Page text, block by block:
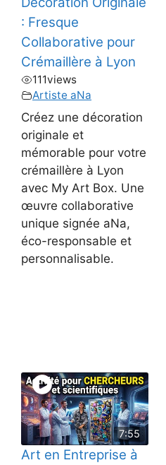
: Fresque
Collaborative pour
Crémaillère à Lyon
111views
Artiste aNa
Créez une décoration
originale et
mémorable pour votre
crémaillère à Lyon
avec My Art Box. Une
œuvre collaborative
unique signée aNa,
éco-responsable et
personnalisable.
7:55
Art en Entreprise à